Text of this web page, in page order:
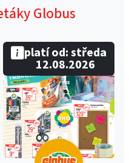
Globus
platí od: středa
12.08.2026